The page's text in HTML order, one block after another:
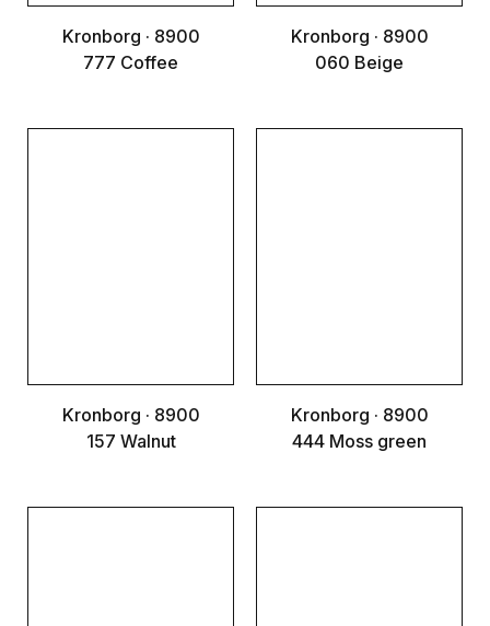
Kronborg · 8900
777 Coffee
Kronborg · 8900
060 Beige
Kronborg · 8900
157 Walnut
Kronborg · 8900
444 Moss green